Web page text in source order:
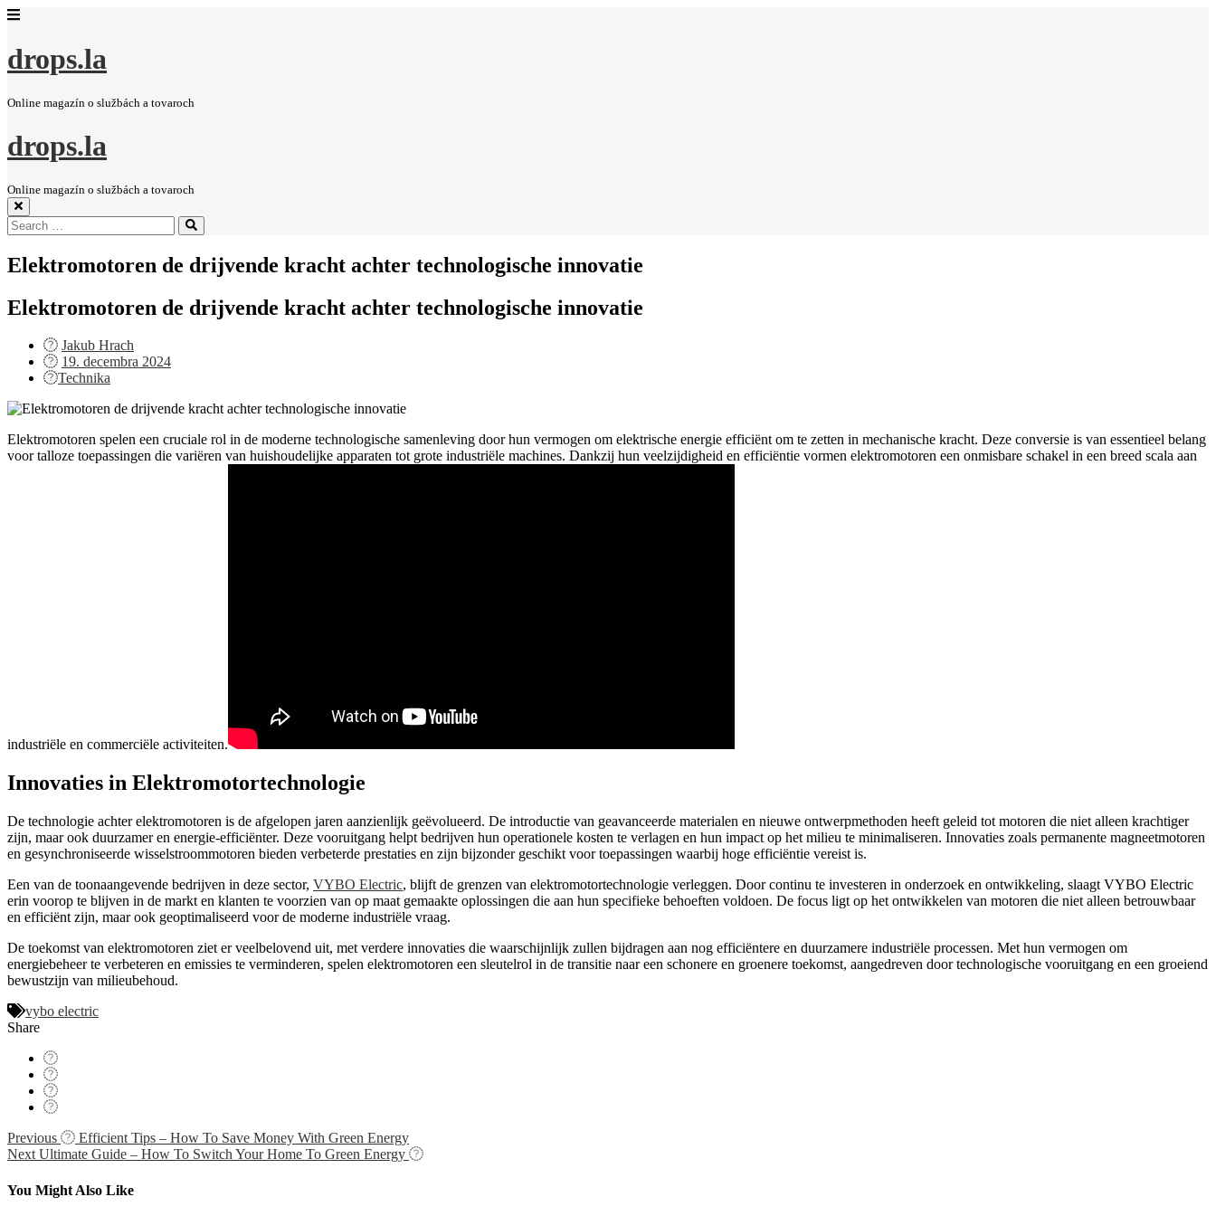
drops.la
Online magazín o službách a tovaroch
drops.la
Online magazín o službách a tovaroch
Search
for:
Search
Elektromotoren de drijvende kracht achter technologische innovatie
Elektromotoren de drijvende kracht achter technologische innovatie
Jakub Hrach
Posted
on
19. decembra 2024
Technika
Elektromotoren spelen een cruciale rol in de moderne technologische samenleving door hun vermogen om elektrische energie efficiënt om te zetten in mechanische kracht. Deze conversie is van essentieel belang
voor talloze toepassingen die variëren van huishoudelijke apparaten tot grote industriële machines. Dankzij hun veelzijdigheid en efficiëntie vormen elektromotoren een onmisbare schakel in een breed scala aan
industriële en commerciële activiteiten.
Innovaties in Elektromotortechnologie
De technologie achter elektromotoren is de afgelopen jaren aanzienlijk geëvolueerd. De introductie van geavanceerde materialen en nieuwe ontwerpmethoden heeft geleid tot motoren die niet alleen krachtiger
zijn, maar ook duurzamer en energie-efficiënter. Deze vooruitgang helpt bedrijven hun operationele kosten te verlagen en hun impact op het milieu te minimaliseren. Innovaties zoals permanente magneetmotoren
en gesynchroniseerde wisselstroommotoren bieden verbeterde prestaties en zijn bijzonder geschikt voor toepassingen waarbij hoge efficiëntie vereist is.
Een van de toonaangevende bedrijven in deze sector, VYBO Electric, blijft de grenzen van elektromotortechnologie verleggen. Door continu te investeren in onderzoek en ontwikkeling, slaagt VYBO Electric
erin voorop te blijven in de markt en klanten te voorzien van op maat gemaakte oplossingen die aan hun specifieke behoeften voldoen. De focus ligt op het ontwikkelen van motoren die niet alleen betrouwbaar
en efficiënt zijn, maar ook geoptimaliseerd voor de moderne industriële vraag.
De toekomst van elektromotoren ziet er veelbelovend uit, met verdere innovaties die waarschijnlijk zullen bijdragen aan nog efficiëntere en duurzamere industriële processen. Met hun vermogen om
energiebeheer te verbeteren en emissies te verminderen, spelen elektromotoren een sleutelrol in de transitie naar een schonere en groenere toekomst, aangedreven door technologische vooruitgang en een groeiend
bewustzijn van milieubehoud.
vybo electric
Share
Navigácia
v
článku
Previous
Efficient Tips – How To Save Money With Green Energy
Next Ultimate Guide – How To Switch Your Home To Green Energy
You Might Also Like